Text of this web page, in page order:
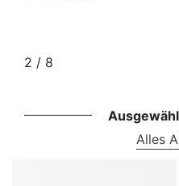
2 / von
8
Alles